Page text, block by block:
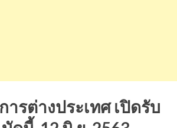
ารต่างประเทศ เปิดรับ